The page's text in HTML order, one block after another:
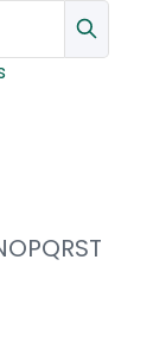
OPQRST